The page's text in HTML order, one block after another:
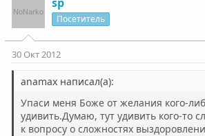
Посетитель
30 Окт 2012
anamax написал(а):
Упаси меня Боже от желания кого-
удивить.Думаю, тут удивить кого-то
к вопросу о сложностях